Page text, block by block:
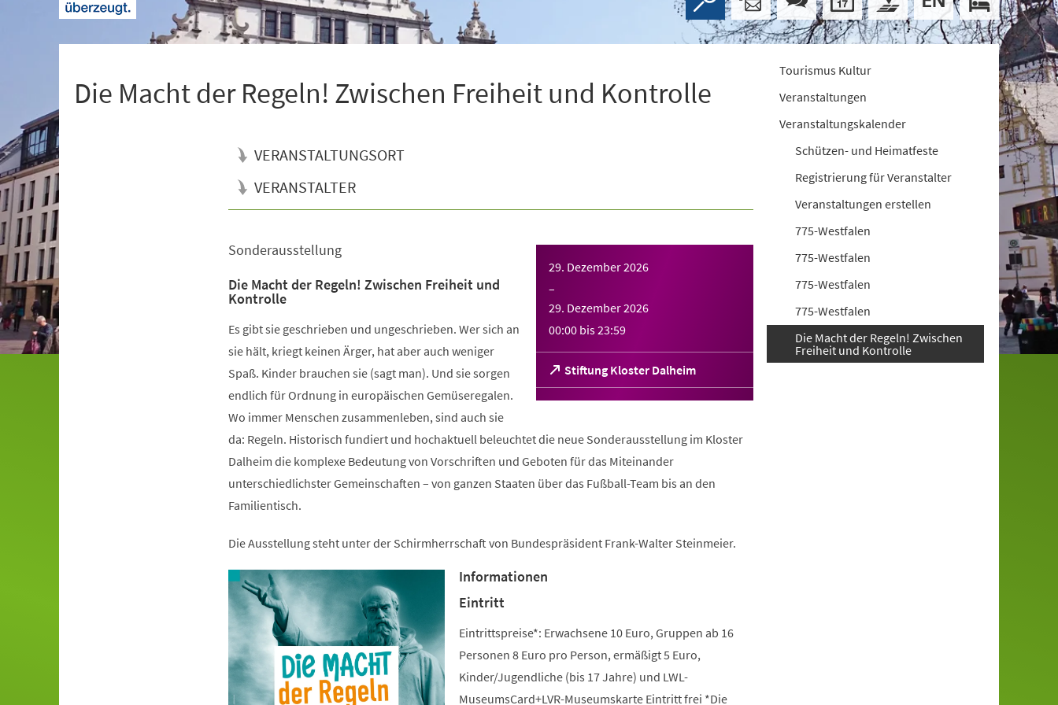
Die Macht der Regeln! Zwischen Freiheit und Kontrolle
VERANSTALTUNGSORT
VERANSTALTER
29. Dezember 2026
–
29. Dezember 2026
00:00 bis23:59
Stiftung Kloster Dalheim
(Öffnet
in
einem
Sonderausstellung
Die Macht der Regeln! Zwischen Freiheit und
Kontrolle
Es gibt sie geschrieben und ungeschrieben. Wer sich an
sie hält, kriegt keinen Ärger, hat aber auch weniger
Spaß. Kinder brauchen sie (sagt man). Und sie sorgen
endlich für Ordnung in europäischen Gemüseregalen.
Wo immer Menschen zusammenleben, sind auch sie
da: Regeln. Historisch fundiert und hochaktuell beleuchtet die neue Sonderausstellung im Kloster
Dalheim die komplexe Bedeutung von Vorschriften und Geboten für das Miteinander
unterschiedlichster Gemeinschaften – von ganzen Staaten über das Fußball-Team bis an den
Familientisch.
Die Ausstellung steht unter der Schirmherrschaft von Bundespräsident Frank-Walter Steinmeier.
Informationen
Eintritt
Eintrittspreise*: Erwachsene 10 Euro, Gruppen ab 16
Personen 8 Euro pro Person, ermäßigt 5 Euro,
Kinder/Jugendliche (bis 17 Jahre) und LWL-
MuseumsCard+LVR-Museumskarte Eintritt frei *Die
Tourismus Kultur
Veranstaltungen
Veranstaltungskalender
Schützen- und Heimatfeste
Registrierung für Veranstalter
Veranstaltungen erstellen
775-Westfalen
775-Westfalen
775-Westfalen
775-Westfalen
Die Macht der Regeln! Zwischen
Freiheit und Kontrolle